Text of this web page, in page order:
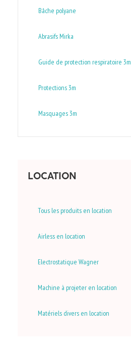
Bâche polyane
Abrasifs Mirka
Guide de protection respiratoire 3m
Protections 3m
Masquages 3m
LOCATION
Tous les produits en location
Airless en location
Electrostatique Wagner
Machine à projeter en location
Matériels divers en location